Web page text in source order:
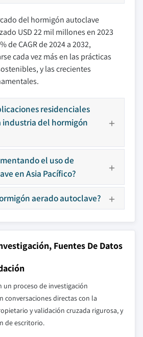
del hormigón autoclave
USD 22 mil millones en 2023
de CAGR de 2024 a 2032,
cada vez más en las prácticas
y las crecientes
residenciales
del hormigón
el uso de
en Asia Pacífico?
aerado autoclave?
Fuentes De Datos
un proceso de investigación
conversaciones directas con la
y validación cruzada rigurosa, y
de escritorio.